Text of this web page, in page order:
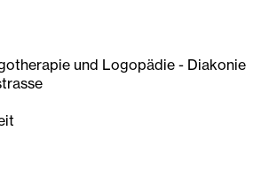
und Logopädie - Diakonie